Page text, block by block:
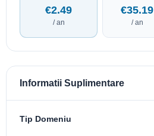
€2.49
/ an
€35.19
/ an
Informatii Suplimentare
Tip Domeniu